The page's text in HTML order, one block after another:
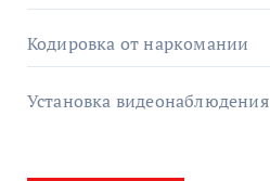
Кодировка от наркомании
Установка видеонаблюдения